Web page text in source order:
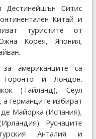
Дестинейшън Ситис
Китай и
туристите от
Корея, Япония,
за американците са
Торонто и Лондон.
(Тайланд), Сеул
германците избират
Майорка (Испания),
Руснаците
Анталия и